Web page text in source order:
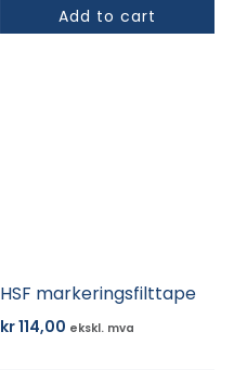
Add to cart
HSF markeringsfilttape
kr114,00 ekskl. mva